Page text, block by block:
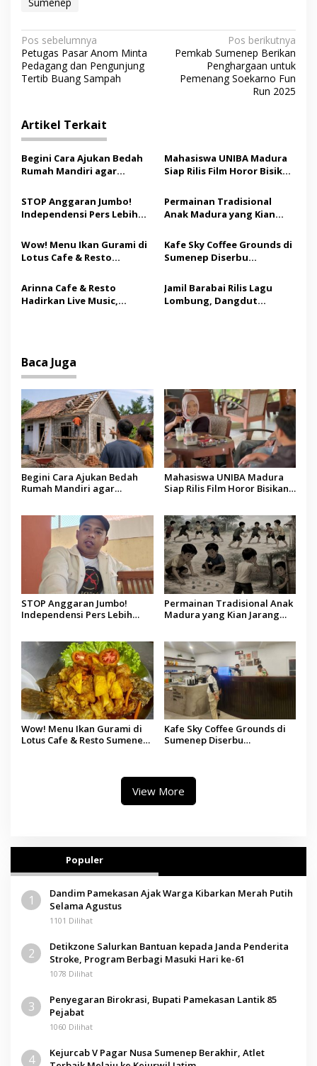
N
a
v
g
a
s
i
p
o
s
Pos sebelumnya
Petugas Pasar Anom Minta
Pedagang dan Pengunjung
Tertib Buang Sampah
Pos berikutnya
Pemkab Sumenep Berikan
Penghargaan untuk
Pemenang Soekarno Fun
Run 2025
Artikel Terkait
Begini Cara Ajukan Bedah
Rumah Mandiri agar
Rp20 Juta
Mahasiswa UNIBA Madura
Siap Rilis Film Horor Bisikan
dan Sarat Pesan Moral
STOP Anggaran Jumbo!
Independensi Pers Lebih
Publikasi Rp8,2 Miliar
Permainan Tradisional
Anak Madura yang Kian
hingga Bal Budhi
Wow! Menu Ikan Gurami di
Lotus Cafe & Resto
Keluarga
Kafe Sky Coffee Grounds di
Sumenep Diserbu
Opening
Arinna Cafe & Resto
Hadirkan Live Music,
Jamil Barabai Rilis Lagu
Lombung, Dangdut
Baca Juga
Begini Cara Ajukan Bedah
Rumah Mandiri agar
Mahasiswa UNIBA Madura
Siap Rilis Film Horor Bisikan
STOP Anggaran Jumbo!
Independensi Pers Lebih
Permainan Tradisional Anak
Madura yang Kian Jarang
Wow! Menu Ikan Gurami di
Lotus Cafe & Resto Sumenep
Kafe Sky Coffee Grounds di
Sumenep Diserbu
View More
Populer
1
Dandim Pamekasan Ajak Warga Kibarkan Merah Putih
Selama Agustus
1101 Dilihat
2
Detikzone Salurkan Bantuan kepada Janda Penderita
Stroke, Program Berbagi Masuki Hari ke-61
1078 Dilihat
3
Penyegaran Birokrasi, Bupati Pamekasan Lantik 85
Pejabat
1060 Dilihat
4
Kejurcab V Pagar Nusa Sumenep Berakhir, Atlet